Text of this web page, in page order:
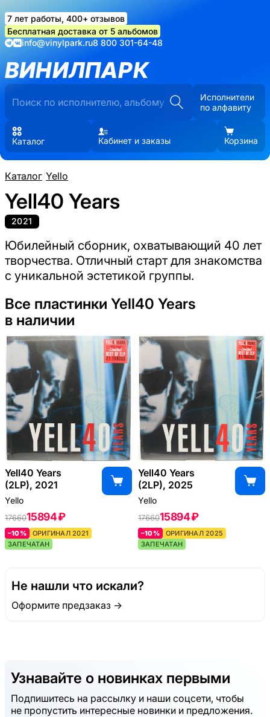
7 лет работы, 400+ отзывов
Бесплатная доставка от 5 альбомов
info@vinylpark.ru8 800 301-64-48
ВИНИЛПАРК
Исполнители
по алфавиту
Каталог Кабинет и заказы Корзина
Каталог/Yello
Yell40 Years
2021
Юбилейный сборник, охватывающий 40 лет
творчества. Отличный старт для знакомства
с уникальной эстетикой группы.
Все пластинки Yell40 Years
в наличии
Yell40 Years
(2LP), 2021
Yello
1766015894 ₽
–10%
ОРИГИНАЛ 2021
ЗАПЕЧАТАН
Yell40 Years
(2LP), 2025
Yello
1766015894 ₽
–10%
ОРИГИНАЛ 2025
ЗАПЕЧАТАН
Не нашли что искали?
Оформите предзаказ →
Узнавайте о новинках первыми
Подпишитесь на рассылку и наши соцсети, чтобы
не пропустить интересные новинки и предложения.